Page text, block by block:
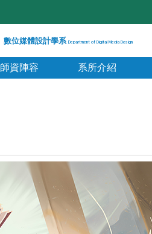
數位媒體設計學系 Department of Digital Media Design
師資陣容 系所介紹